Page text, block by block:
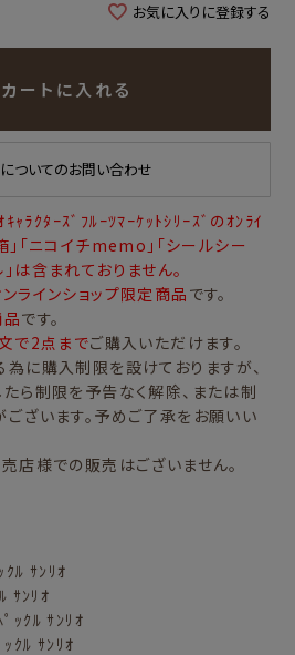
お気に入りに登録する
カートに入れる
ついてのお問い合わせ
ｬﾗｸﾀｰｽﾞﾌﾙｰﾂﾏｰｹｯﾄｼﾘｰｽﾞのｵﾝﾗｲ
「ニコイチmemo」「シールシー
は含まれておりません。
ラインショップ限定商品 です。
です。
で2点までご購入いただけます。
に購入制限を設けておりますが、
ら制限を予告なく解除、または制
ざいます。予めご了承をお願いい
店様での販売はございません。
ｸﾙ ｻﾝﾘｵ
ｻﾝﾘｵ
ｯｸﾙ ｻﾝﾘｵ
ｸﾙ ｻﾝﾘｵ